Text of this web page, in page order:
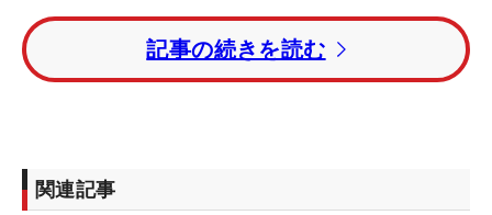
「サッカーは見るのは好きだけど、ワールドカップ
は移動とかがかぶって見られなかった」という明愛
染みがある。雰囲気が好きですね」と、すっかりこ
の街に溶け込んでいるようだ。
記事の続きを読む
関連記事